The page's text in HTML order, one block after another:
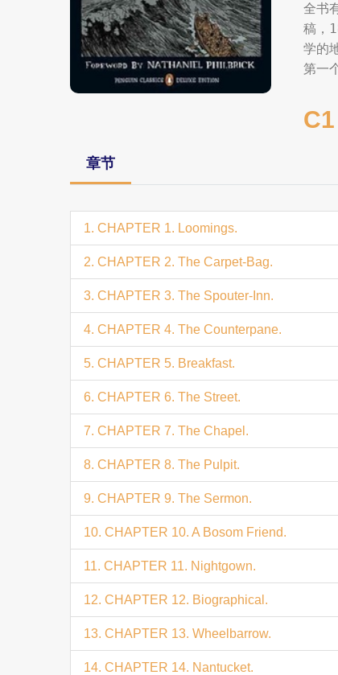
全书
稿，
学的
第一
C1
章节
1. CHAPTER 1. Loomings.
2. CHAPTER 2. The Carpet-Bag.
3. CHAPTER 3. The Spouter-Inn.
4. CHAPTER 4. The Counterpane.
5. CHAPTER 5. Breakfast.
6. CHAPTER 6. The Street.
7. CHAPTER 7. The Chapel.
8. CHAPTER 8. The Pulpit.
9. CHAPTER 9. The Sermon.
10. CHAPTER 10. A Bosom Friend.
11. CHAPTER 11. Nightgown.
12. CHAPTER 12. Biographical.
13. CHAPTER 13. Wheelbarrow.
14. CHAPTER 14. Nantucket.